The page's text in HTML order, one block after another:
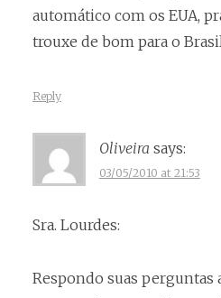
automático com os EUA,
trouxe de bom para o
Reply
Oliveira says:
03/05/2010 at 21:53
Sra. Lourdes:
Respondo suas perguntas